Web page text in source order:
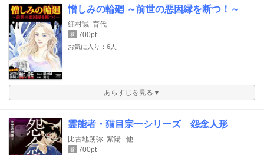
憎しみの輪廻 ～前世の悪因縁を断つ！～
細村誠 育代
巻 700pt
お気に入り：6人
あらすじを見る▼
霊能者・猫目宗一シリーズ 怨念人形
比古地朔弥 紫陽 他
巻 700pt